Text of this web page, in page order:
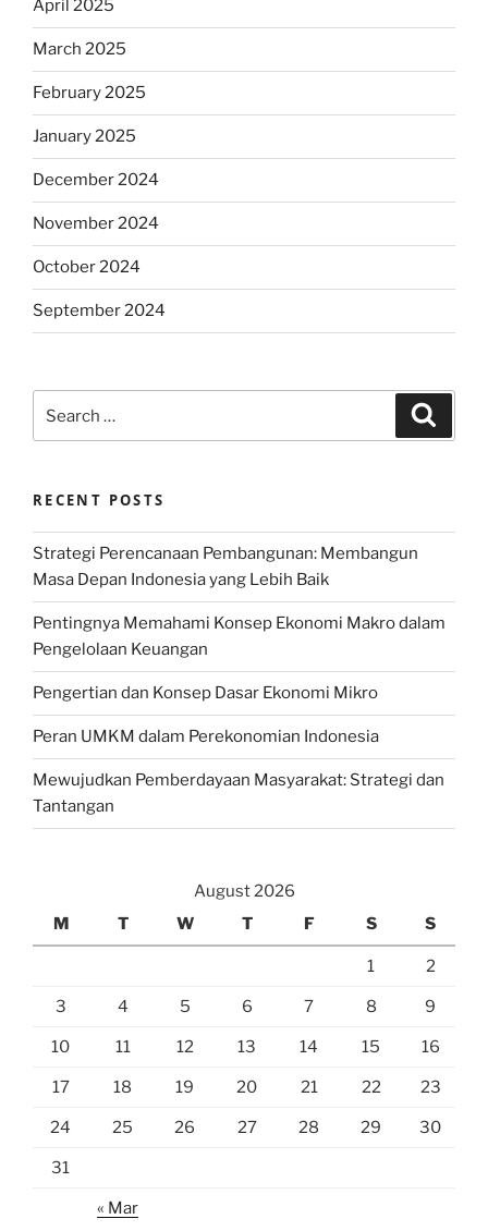
April 2025
March 2025
February 2025
January 2025
December 2024
November 2024
October 2024
September 2024
for:
RECENT POSTS
Strategi Perencanaan Pembangunan: Membangun
Masa Depan Indonesia yang Lebih Baik
Pentingnya Memahami Konsep Ekonomi Makro dalam
Pengelolaan Keuangan
Pengertian dan Konsep Dasar Ekonomi Mikro
Peran UMKM dalam Perekonomian Indonesia
Mewujudkan Pemberdayaan Masyarakat: Strategi dan
Tantangan
August 2026
M
T W T F S S
1 2
3 4 5 6 7 8 9
10 11 12 13 14 15 16
17 18 19 20 21 22 23
24 25 26 27 28 29 30
31
« Mar